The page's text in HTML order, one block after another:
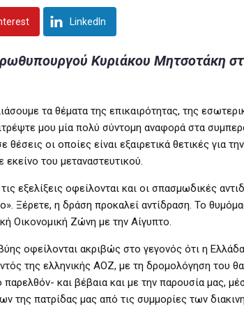
LinkedIn
Κυριάκου Μητσοτάκη
τα θέματα της επικαιρότητας, της
μου μία πολύ σύντομη αναφορά στα
οι οποίες είναι εξαιρετικά θετικές για
του μεταναστευτικού.
εξελίξεις οφείλονται και οι σπασμωδικές
Ξέρετε, η δράση προκαλεί αντίδραση. Το
Οικονομική Ζώνη με την Αίγυπτο.
οφείλονται ακριβώς στο γεγονός ότι η
της ελληνικής ΑΟΖ, με τη δρομολόγηση του
παρελθόν- και βέβαια και με την παρουσία μας,
της πατρίδας μας από τις συμμορίες των